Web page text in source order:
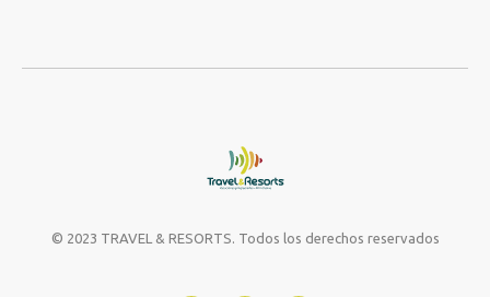
© 2023 TRAVEL & RESORTS. Todos los derechos reservados